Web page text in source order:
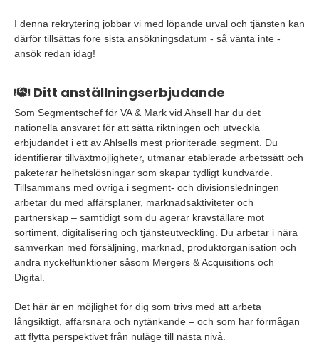
I denna rekrytering jobbar vi med löpande urval och tjänsten kan
därför tillsättas före sista ansökningsdatum - så vänta inte -
ansök redan idag!
Ditt anställningserbjudande
Som Segmentschef för VA & Mark vid Ahsell har du det
nationella ansvaret för att sätta riktningen och utveckla
erbjudandet i ett av Ahlsells mest prioriterade segment. Du
identifierar tillväxtmöjligheter, utmanar etablerade arbetssätt och
paketerar helhetslösningar som skapar tydligt kundvärde.
Tillsammans med övriga i segment- och divisionsledningen
arbetar du med affärsplaner, marknadsaktiviteter och
partnerskap – samtidigt som du agerar kravställare mot
sortiment, digitalisering och tjänsteutveckling. Du arbetar i nära
samverkan med försäljning, marknad, produktorganisation och
andra nyckelfunktioner såsom Mergers & Acquisitions och
Digital.
Det här är en möjlighet för dig som trivs med att arbeta
långsiktigt, affärsnära och nytänkande – och som har förmågan
att flytta perspektivet från nuläge till nästa nivå.